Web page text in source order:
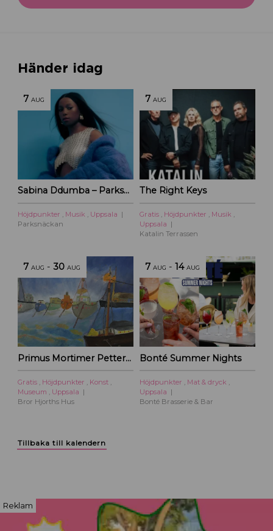
Händer idag
7 AUG
Sabina Ddumba – Parksnäckan – 2026
Höjdpunkter , Musik , Uppsala
Parksnäckan
7 AUG
The Right Keys
Gratis , Höjdpunkter , Musik ,
Uppsala
Katalin Terrassen
7 AUG -30 AUG
Primus Mortimer Pettersson
Gratis Höjdpunkter Konst
Museum
Uppsala
Bror Hjorths Hus
7 AUG -14 AUG
Bonté Summer Nights
Höjdpunkter Mat & dryck
Uppsala
Bonté Brasserie & Bar
Tillbaka till kalendern
Reklam